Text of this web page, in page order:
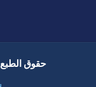
حقوق الطبع